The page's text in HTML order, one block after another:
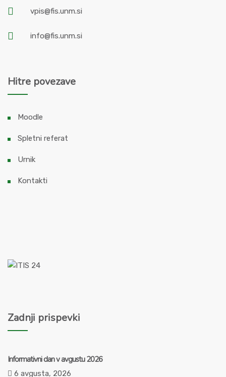
vpis@fis.unm.si
info@fis.unm.si
Hitre povezave
Moodle
Spletni referat
Urnik
Kontakti
Zadnji prispevki
Informativni dan v avgustu 2026
6 avgusta, 2026